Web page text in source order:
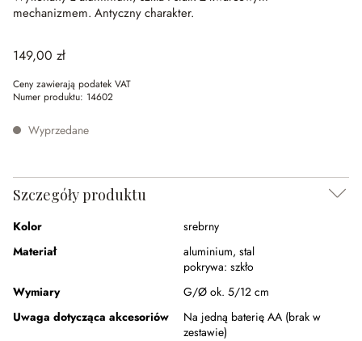
mechanizmem. Antyczny charakter.
149,00 zł
Ceny zawierają podatek VAT
Numer produktu: 14602
Wyprzedane
Szczegóły produktu
Kolor
srebrny
Materiał
aluminium, stal
pokrywa: szkło
Wymiary
G/Ø ok. 5/12 cm
Uwaga dotycząca akcesoriów
Na jedną baterię AA (brak w
zestawie)